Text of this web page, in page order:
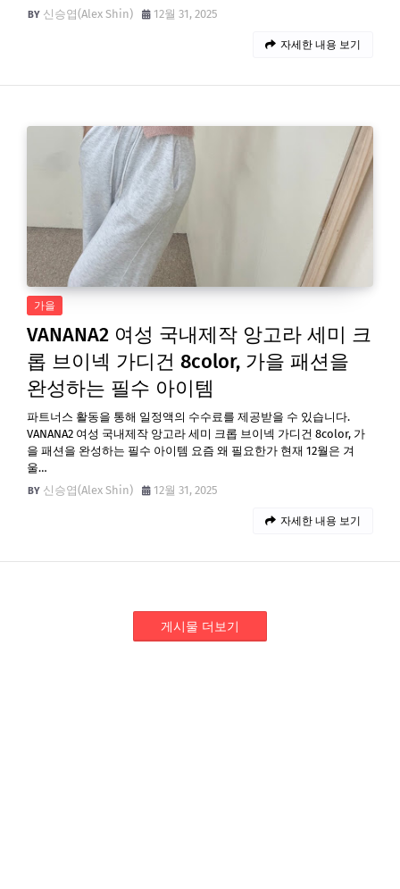
신승엽(Alex Shin)
12월 31, 2025
자세한 내용 보기
가을
VANANA2 여성 국내제작 앙고라 세미 크
롭 브이넥 가디건 8color, 가을 패션을
완성하는 필수 아이템
파트너스 활동을 통해 일정액의 수수료를 제공받을 수 있습니다.
VANANA2 여성 국내제작 앙고라 세미 크롭 브이넥 가디건 8color, 가
을 패션을 완성하는 필수 아이템 요즘 왜 필요한가 현재 12월은 겨
울…
신승엽(Alex Shin)
12월 31, 2025
자세한 내용 보기
게시물 더보기